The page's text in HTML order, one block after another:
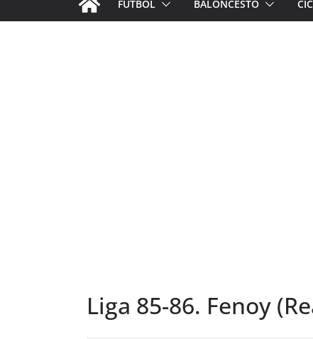
FÚTBOL BALONCESTO
Liga 85-86. Fenoy